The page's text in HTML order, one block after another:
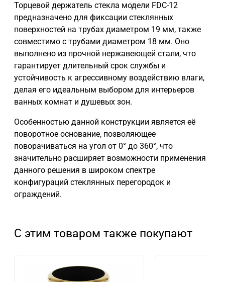
Торцевой держатель стекла модели FDC-12
предназначено для фиксации стеклянных
поверхностей на трубах диаметром 19 мм, также
совместимо с трубами диаметром 18 мм. Оно
выполнено из прочной нержавеющей стали, что
гарантирует длительный срок службы и
устойчивость к агрессивному воздействию влаги,
делая его идеальным выбором для интерьеров
ванных комнат и душевых зон.
Особенностью данной конструкции является её
поворотное основание, позволяющее
поворачиваться на угол от 0° до 360°, что
значительно расширяет возможности применения
данного решения в широком спектре
конфигураций стеклянных перегородок и
ограждений.
С этим товаром также покупают